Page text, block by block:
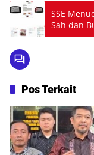
SSE
Sah dan
Suplai
Pos Terkait